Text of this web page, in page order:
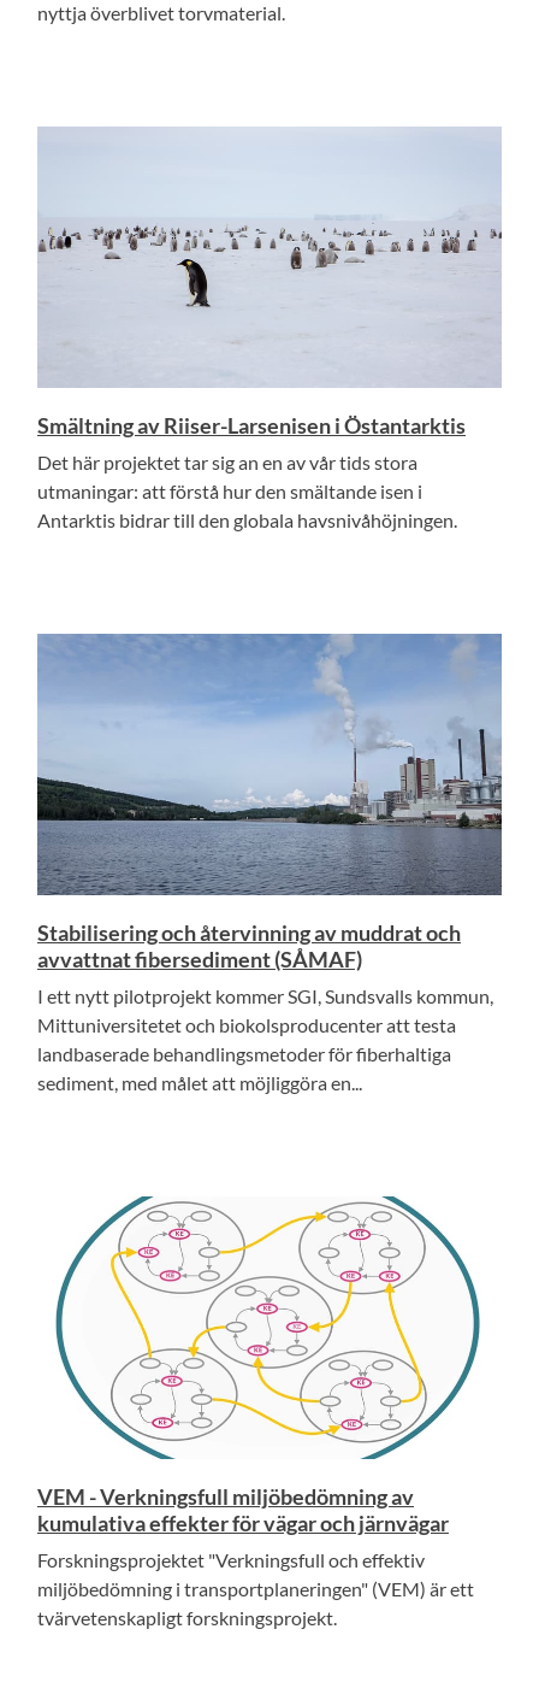
nyttja överblivet torvmaterial.
Smältning av Riiser-Larsenisen i Östantarktis
Det här projektet tar sig an en av vår tids stora
utmaningar: att förstå hur den smältande isen i
Antarktis bidrar till den globala havsnivåhöjningen.
Stabilisering och återvinning av muddrat och
avvattnat fibersediment (SÅMAF)
I ett nytt pilotprojekt kommer SGI, Sundsvalls kommun,
Mittuniversitetet och biokolsproducenter att testa
landbaserade behandlingsmetoder för fiberhaltiga
sediment, med målet att möjliggöra en...
VEM - Verkningsfull miljöbedömning av
kumulativa effekter för vägar och järnvägar
Forskningsprojektet "Verkningsfull och effektiv
miljöbedömning i transportplaneringen" (VEM) är ett
tvärvetenskapligt forskningsprojekt.